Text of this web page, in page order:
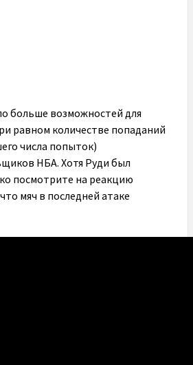
больше возможностей для
равном количестве попаданий
числа попыток)
НБА. Хотя Руди был
посмотрите на реакцию
мяч в последней атаке